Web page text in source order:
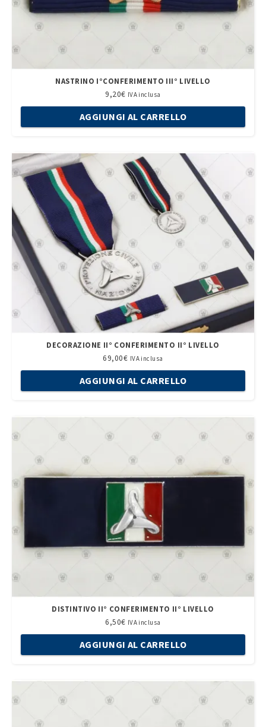
NASTRINO I°CONFERIMENTO III° LIVELLO
9,20€ IVA inclusa
AGGIUNGI AL CARRELLO
DECORAZIONE II° CONFERIMENTO II° LIVELLO
69,00€ IVA inclusa
AGGIUNGI AL CARRELLO
DISTINTIVO II° CONFERIMENTO II° LIVELLO
6,50€ IVA inclusa
AGGIUNGI AL CARRELLO